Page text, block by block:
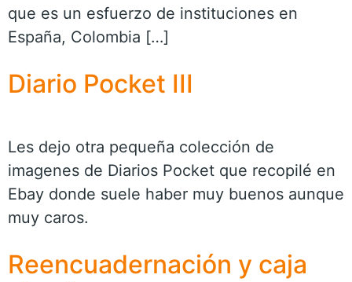
que es un esfuerzo de instituciones en
España, Colombia […]
Diario Pocket III
Les dejo otra pequeña colección de
imagenes de Diarios Pocket que recopilé en
Ebay donde suele haber muy buenos aunque
muy caros.
Reencuadernación y caja